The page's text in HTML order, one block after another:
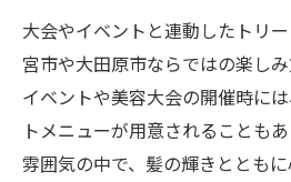
大会やイベントと連動したトリ
宮市や大田原市ならではの楽し
イベントや美容大会の開催時に
トメニューが用意されることも
雰囲気の中で、髪の輝きととも